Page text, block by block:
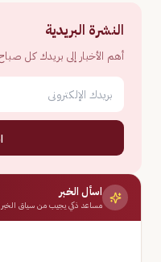
النشرة البريدية
أهم الأخبار إلى بريدك كل
اسأل الخبر
مساعد ذكي يجيب من سياق الخبر